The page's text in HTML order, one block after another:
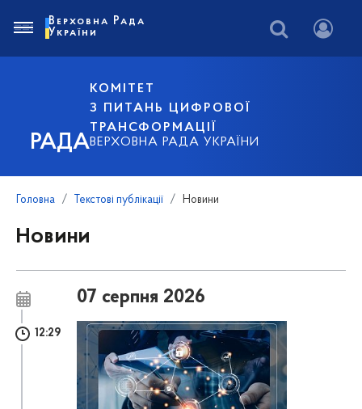
РАДА
КОМІТЕТ
З ПИТАНЬ ЦИФРОВОЇ
ТРАНСФОРМАЦІЇ
ВЕРХОВНА РАДА УКРАЇНИ
Верховна Рада
України
Головна Текстові публікації Новини
Новини
07 серпня 2026
12:29